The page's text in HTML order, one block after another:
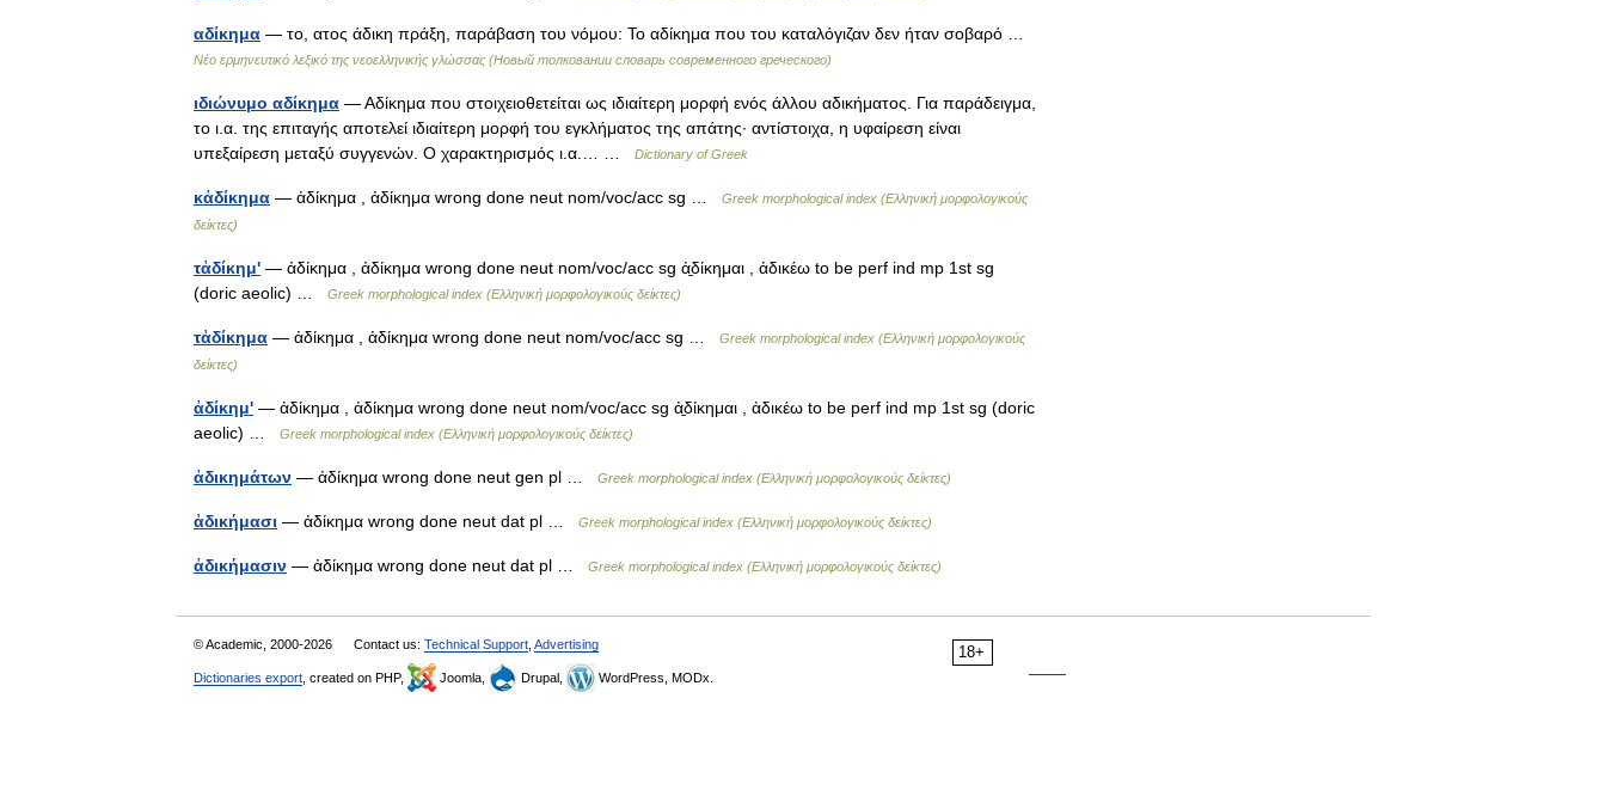
αδίκημα — το, ατος άδικη πράξη, παράβαση του νόμου: Το αδίκημα που του καταλόγιζαν δεν ήταν σοβαρό …
Νέο ερμηνευτικό λεξικό της νεοελληνικής γλώσσας (Новый толковании словарь современного греческого)
ιδιώνυμο αδίκημα — Αδίκημα που στοιχειοθετείται ως ιδιαίτερη μορφή ενός άλλου αδικήματος. Για παράδειγμα,
το ι.α. της επιταγής αποτελεί ιδιαίτερη μορφή του εγκλήματος της απάτης· αντίστοιχα, η υφαίρεση είναι
υπεξαίρεση μεταξύ συγγενών. Ο χαρακτηρισμός ι.α.… …
Dictionary of Greek
κἀδίκημα — ἀδίκημα , ἀδίκημα wrong done neut nom/voc/acc sg …
Greek morphological index (Ελληνική μορφολογικούς
δείκτες)
τἀδίκημ' — ἀδίκημα , ἀδίκημα wrong done neut nom/voc/acc sg ἀ̱δίκημαι , ἀδικέω to be perf ind mp 1st sg
(doric aeolic) …
Greek morphological index (Ελληνική μορφολογικούς δείκτες)
τἀδίκημα — ἀδίκημα , ἀδίκημα wrong done neut nom/voc/acc sg …
Greek morphological index (Ελληνική μορφολογικούς
δείκτες)
ἀδίκημ' — ἀδίκημα , ἀδίκημα wrong done neut nom/voc/acc sg ἀ̱δίκημαι , ἀδικέω to be perf ind mp 1st sg (doric
aeolic) …
Greek morphological index (Ελληνική μορφολογικούς δείκτες)
ἀδικημάτων — ἀδίκημα wrong done neut gen pl … Greek morphological index (Ελληνική μορφολογικούς δείκτες)
ἀδικήμασι — ἀδίκημα wrong done neut dat pl … Greek morphological index (Ελληνική μορφολογικούς δείκτες)
ἀδικήμασιν — ἀδίκημα wrong done neut dat pl … Greek morphological index (Ελληνική μορφολογικούς δείκτες)
18+
© Academic, 2000-2026 Contact us: Technical Support Advertising
Dictionaries export , created on PHP, Joomla, Drupal, WordPress, MODx.